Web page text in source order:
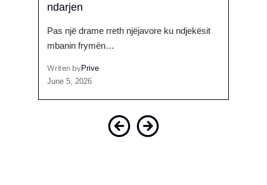
ndarjen
Pas një drame rreth njëjavore ku ndjekësit
mbanin frymën…
Writen byPrive
June 5, 2026